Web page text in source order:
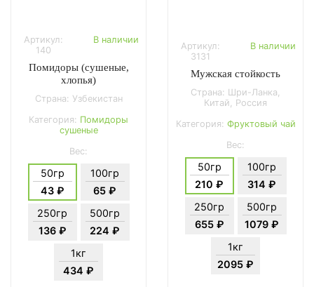
Артикул:
140
В наличии
Помидоры (сушеные,
хлопья)
Страна: Узбекистан
Категория: Помидоры
сушеные
Вес:
50гр
43 ₽
100гр
65 ₽
250гр
136 ₽
500гр
224 ₽
1кг
434 ₽
Артикул:
3131
В наличии
Мужская стойкость
Страна: Шри-Ланка,
Китай, Россия
Категория: Фруктовый чай
Вес:
50гр
210 ₽
100гр
314 ₽
250гр
655 ₽
500гр
1079 ₽
1кг
2095 ₽